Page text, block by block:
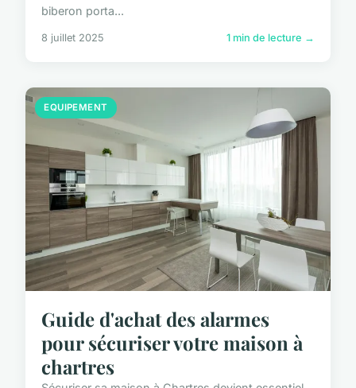
biberon porta...
8 juillet 2025 1 min de lecture →
EQUIPEMENT
Guide d'achat des alarmes
pour sécuriser votre maison à
chartres